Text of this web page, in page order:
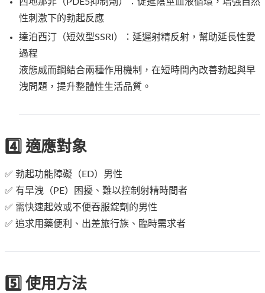
性刺激下的勃起反應
達泊西汀（短效型SSRI）：延遲射精反射，幫助延長性愛
過程
液態威而鋼結合兩種作用機制，在短時間內改善勃起與早
洩問題，提升整體性生活品質。
4️⃣ 適應對象
✅ 勃起功能障礙（ED）男性
✅ 有早洩（PE）困擾、難以控制射精時間者
✅ 需快速起效或不便吞服錠劑的男性
✅ 追求用藥便利、出差旅行族、臨時需求者
5️⃣ 使用方法